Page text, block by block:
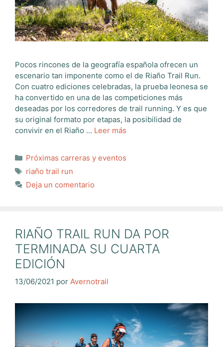
Pocos rincones de la geografía española ofrecen un
escenario tan imponente como el de Riaño Trail Run.
Con cuatro ediciones celebradas, la prueba leonesa se
ha convertido en una de las competiciones más
deseadas por los corredores de trail running. Y es que
su original formato por etapas, la posibilidad de
convivir en el Riaño … Leer más
Categorías
Próximas carreras y eventos
Etiquetas
riaño trail run
Deja un comentario
RIAÑO TRAIL RUN DA POR
TERMINADA SU CUARTA
EDICIÓN
13/06/2021 por Avernotrail